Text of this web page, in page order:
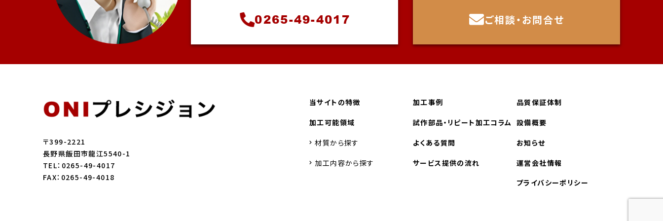
0265-49-4017 ご相談・お問合せ
〒399-2221
長野県飯田市龍江5540-1
TEL：0265-49-4017
FAX：0265-49-4018
当サイトの特徴
加工可能領域
材質から探す
加工内容から探す
加工事例
試作部品・ リピート加工コラム
よくある質問
サービス提供の流れ
品質保証体制
設備概要
お知らせ
運営会社情報
プライバシーポリシー